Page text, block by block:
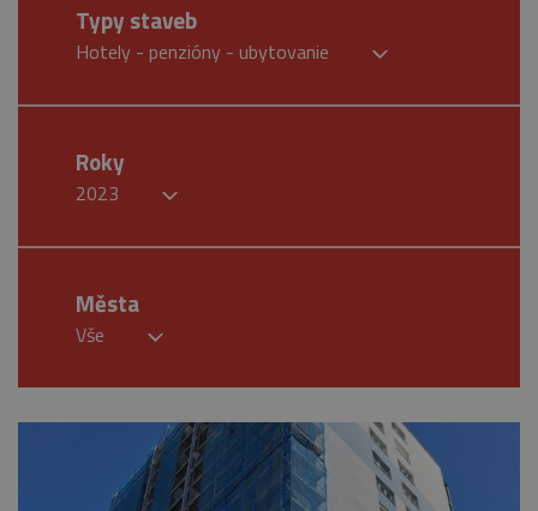
Typy staveb
Hotely - penzióny - ubytovanie
Roky
2023
Města
Vše